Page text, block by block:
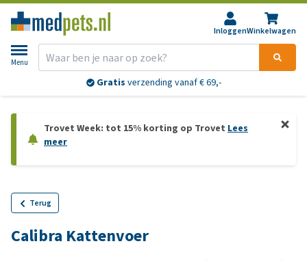
InloggenWinkelwagen
Menu
Gratis verzending vanaf € 69,-
Trovet Week: tot 15% korting op Trovet Lees
meer
Terug
Calibra Kattenvoer